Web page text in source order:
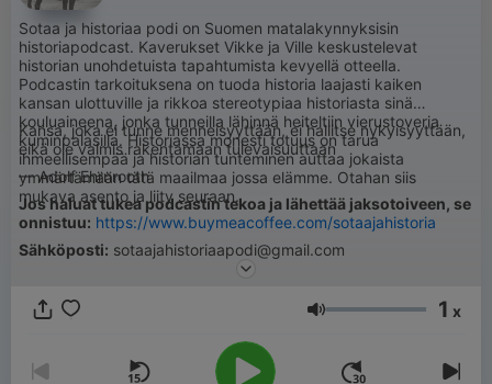
Sotaa ja historiaa podi on Suomen matalakynnyksisin
historiapodcast. Kaverukset Vikke ja Ville keskustelevat
historian unohdetuista tapahtumista kevyellä otteella.
Podcastin tarkoituksena on tuoda historia laajasti kaiken
kansan ulottuville ja rikkoa stereotypiaa historiasta sinä
kouluaineena, jonka tunneilla lähinnä heiteltiin vierustoveria
kuminpalasilla. Historiassa monesti totuus on tarua
ihmeellisempää ja historian tunteminen auttaa jokaista
ymmärtämään tätä maailmaa jossa elämme. Otahan siis
mukava asento ja liity seuraan.
Kansa, joka ei tunne menneisyyttään, ei hallitse nykyisyyttään,
eikä ole valmis rakentamaan tulevaisuuttaan
— Adolf Ehrnrooth
Jos haluat tukea podcastin tekoa ja lähettää jaksotoiveen, se
onnistuu: https://www.buymeacoffee.com/sotaajahistoria
Sähköposti: sotaajahistoriaapodi@gmail.com
Jačina zvuka 1 x